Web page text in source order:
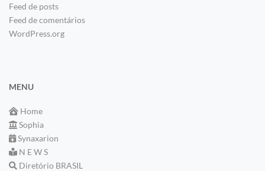
Feed de posts
Feed de comentários
WordPress.org
MENU
Home
Sophia
Synaxarion
N E W S
Diretório BRASIL